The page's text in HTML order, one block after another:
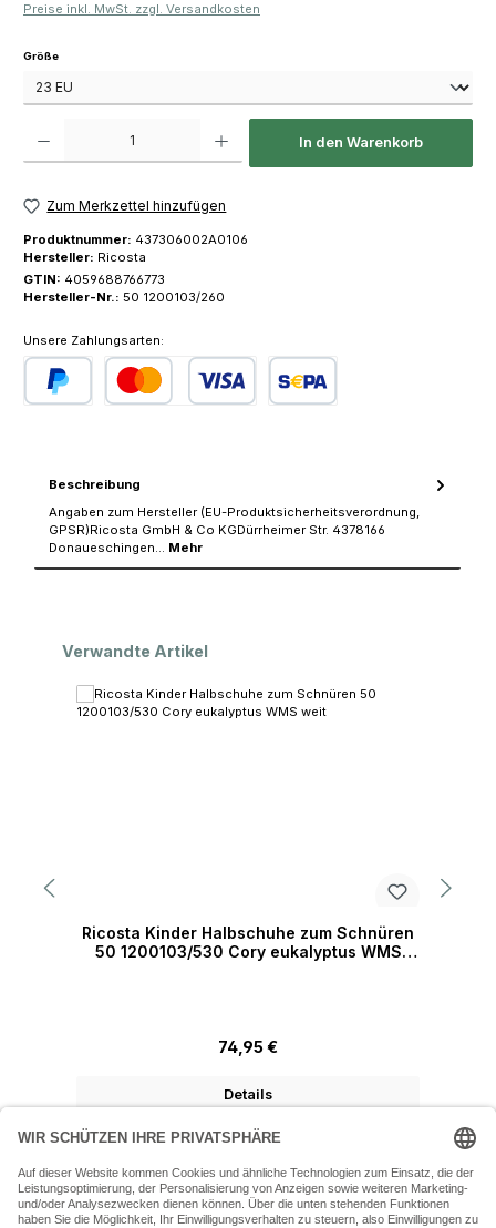
Preise inkl. MwSt. zzgl. Versandkosten
Größeauswählen
In den Warenkorb
Zum Merkzettel hinzufügen
Produktnummer: 437306002A0106
Hersteller: Ricosta
GTIN: 4059688766773
Hersteller-Nr.: 50 1200103/260
Unsere Zahlungsarten:
Beschreibung
Angaben zum Hersteller (EU-Produktsicherheitsverordnung,
GPSR)Ricosta GmbH & Co KGDürrheimer Str. 4378166
Donaueschingen… Mehr
Produktgalerie überspringen
Verwandte Artikel
Ricosta Kinder Halbschuhe zum Schnüren
50 1200103/530 Cory eukalyptus WMS
Regulärer Preis:
74,95 €
Details
07243 54050 (Mo-Fr: 9.30 - 18:30 Uhr Sa: 9:30 - 16 Uhr)